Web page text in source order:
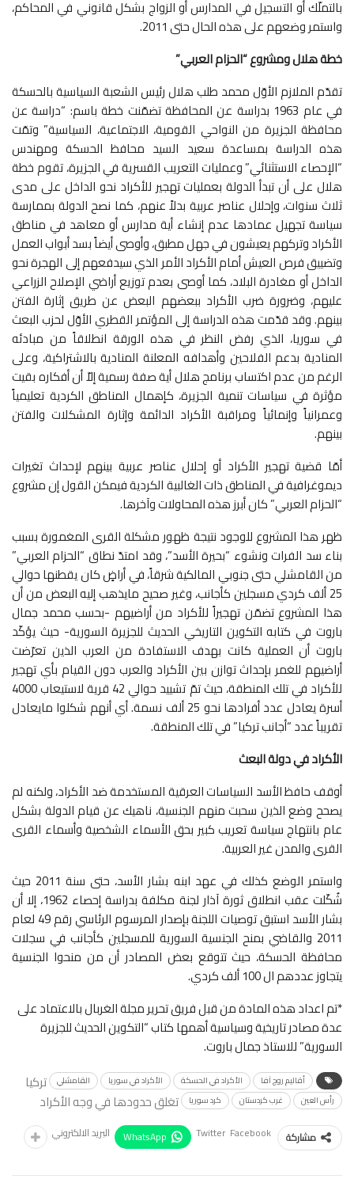
بالتملّك أو التسجيل في المدارس أو الزواج بشكل قانوني في المحاكم،
واستمر وضعهم على هذه الحال حتى 2011.
خطة هلال ومشروع “الحزام العربي”
تقدّم الملازم الأوّل محمد طلب هلال رئيس الشعبة السياسية بالحسكة
في عام 1963 بدراسة عن المحافظة تضمّنت خطة باسم: “دراسة عن
محافظة الجزيرة من النواحي القومية، الاجتماعية، السياسية” وتمّت
هذه الدراسة بمساعدة سعيد السيد محافظ الحسكة ومهندس
“الإحصاء الاستثنائي” وعمليات التعريب القسرية في الجزيرة، تقوم خطة
هلال على أن تبدأ الدولة بعمليات تهجير للأكراد نحو الداخل على مدى
ثلاث سنوات، وإحلال عناصر عربية بدلاً عنهم، كما نصح الدولة بممارسة
سياسة تجهيل عمادها عدم إنشاء أية مدارس أو معاهد في مناطق
الأكراد وتركهم يعيشون في جهل مطبق، وأوصى أيضاً بسد أبواب العمل
وتضييق فرص العيش أمام الأكراد الأمر الذي سيدفعهم إلى الهجرة نحو
الداخل أو مغادرة البلاد، كما أوصى بعدم توزيع أراضي الإصلاح الزراعي
عليهم، وضرورة ضرب الأكراد ببعضهم البعض عن طريق إثارة الفتن
بينهم. وقد قدّمت هذه الدراسة إلى المؤتمر القطري الأوّل لحزب البعث
في سوريا، الذي رفض النظر في هذه الورقة انطلاقاً من مبادئه
المنادية بدعم الفلاحين وأهدافه المعلنة المنادية بالاشتراكية، وعلى
الرغم من عدم اكتساب برنامج هلال أية صفة رسمية إلاّ أن أفكاره بقيت
مؤثرة في سياسات تنمية الجزيرة، كإهمال المناطق الكردية تعليمياً
وعمرانياً وإنمائياً ومراقبة الأكراد الدائمة وإثارة المشكلات والفتن
بينهم.
أمّا قضية تهجير الأكراد أو إحلال عناصر عربية بينهم لإحداث تغيرات
ديموغرافية في المناطق ذات الغالبية الكردية فيمكن القول إن مشروع
“الحزام العربي” كان أبرز هذه المحاولات وآخرها.
ظهر هذا المشروع للوجود نتيجة ظهور مشكلة القرى المغمورة بسبب
بناء سد الفرات ونشوء “بحيرة الأسد”، وقد امتدّ نطاق “الحزام العربي”
من القامشلي حتى جنوبي المالكية شرقاً، في أراضٍ كان يقطنها حوالي
25 ألف كردي مسجلين كأجانب، وغير صحيح مايذهب إليه البعض من أن
هذا المشروع تضمّن تهجيراً للأكراد من أراضيهم -بحسب محمد جمال
باروت في كتابه التكوين التاريخي الحديث للجزيرة السورية- حيث يؤكّد
باروت أن العملية كانت بهدف الاستفادة من العرب الذين تعرّضت
أراضيهم للغمر بإحداث توازن بين الأكراد والعرب دون القيام بأي تهجير
للأكراد في تلك المنطقة، حيث تمّ تشييد حوالي 42 قرية لاستيعاب 4000
أسرة يعادل عدد أفرادها نحو 25 ألف نسمة. أي أنهم شكلوا مايعادل
تقريباً عدد “أجانب تركيا” في تلك المنطقة.
الأكراد في دولة البعث
أوقف حافظ الأسد السياسات العرقية المستخدمة ضد الأكراد، ولكنه لم
يصحح وضع الذين سحبت منهم الجنسية، ناهيك عن قيام الدولة بشكل
عام بانتهاج سياسة تعريب كبير بحق الأسماء الشخصية وأسماء القرى
القرى والمدن غير العربية.
واستمر الوضع كذلك في عهد ابنه بشار الأسد، حتى سنة 2011 حيث
شُكّلت عقب انطلاق ثورة آذار لجنة مكلفة بدراسة إحصاء 1962، إلا أن
بشار الأسد استبق توصيات اللجنة بإصدار المرسوم الرئاسي رقم 49 لعام
2011 والقاضي بمنح الجنسية السورية للمسجلين كأجانب في سجلات
محافظة الحسكة، حيث تتوقع بعض المصادر أن من منحوا الجنسية
يتجاوز عددهم ال 100 ألف كردي.
*تم اعداد هذه المادة من قبل فريق تحرير مجلة الغربال بالاعتماد على
عدة مصادر تاريخية وسياسية أهمها كتاب “التكوين الحديث للجزيرة
السورية” للاستاذ جمال باروت.
أقاليم روج آفا الأكراد في الحسكة الأكراد في سوريا القامشلي
تركيا
تغلق حدودها في وجه الأكراد
رأس العين غرب كردستان كرد سوريا
مشاركة Facebook
Twitter
WhatsApp البريد الالكتروني